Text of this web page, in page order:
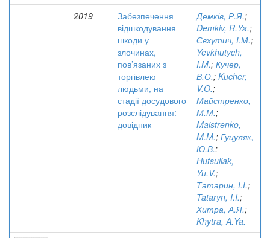
2019
Забезпечення
відшкодування
шкоди у
злочинах,
пов’язаних з
торгівлею
людьми, на
стадії досудового
розслідування:
довідник
Демків, Р.Я.;
Demkiv, R.Ya.;
Євхутич, І.М.;
Yevkhutych,
I.M.; Кучер,
В.О.; Kucher,
V.O.;
Майстренко,
М.М.;
Maistrenko,
M.M.; Гуцуляк,
Ю.В.;
Hutsuliak,
Yu.V.;
Татарин, І.І.;
Tataryn, I.I.;
Хитра, А.Я.;
Khytra, A.Ya.